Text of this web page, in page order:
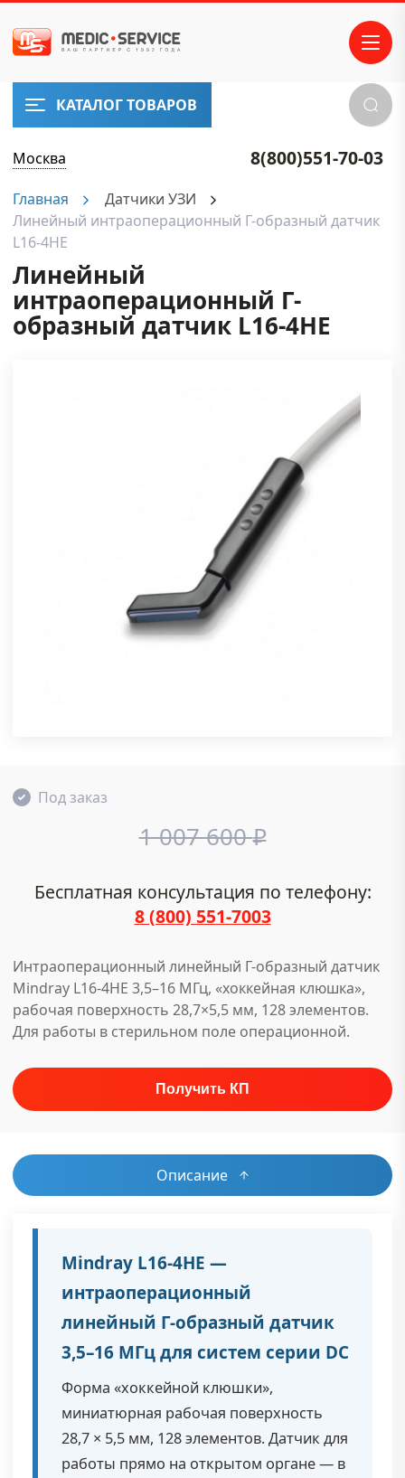
КАТАЛОГ ТОВАРОВ
Москва 8(800)551-70-03
Главная
Датчики УЗИ
Линейный интраоперационный Г-образный датчик
L16-4HE
Линейный
интраоперационный Г-
образный датчик L16-4HE
Под заказ
1 007 600₽
Бесплатная консультация по телефону:
8 (800) 551-7003
Интраоперационный линейный Г-образный датчик
Mindray L16-4HE 3,5–16 МГц, «хоккейная клюшка»,
рабочая поверхность 28,7×5,5 мм, 128 элементов.
Для работы в стерильном поле операционной.
Описание
Mindray L16-4HE —
интраоперационный
линейный Г-образный датчик
3,5–16 МГц для систем серии DC
Форма «хоккейной клюшки»,
миниатюрная рабочая поверхность
28,7 × 5,5 мм, 128 элементов. Датчик для
работы прямо на открытом органе — в